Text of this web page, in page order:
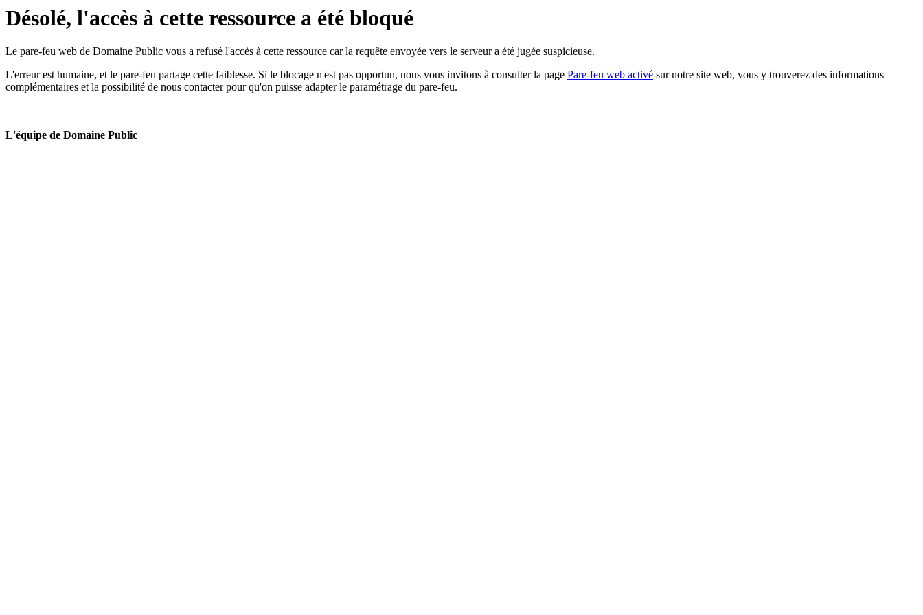
Désolé, l'accès à cette ressource a été bloqué
Le pare-feu web de Domaine Public vous a refusé l'accès à cette ressource car la requête envoyée vers le serveur a été jugée suspicieuse.
L'erreur est humaine, et le pare-feu partage cette faiblesse. Si le blocage n'est pas opportun, nous vous invitons à consulter la page Pare-feu web activé sur notre site web, vous y trouverez des informations
complémentaires et la possibilité de nous contacter pour qu'on puisse adapter le paramétrage du pare-feu.
L'équipe de Domaine Public